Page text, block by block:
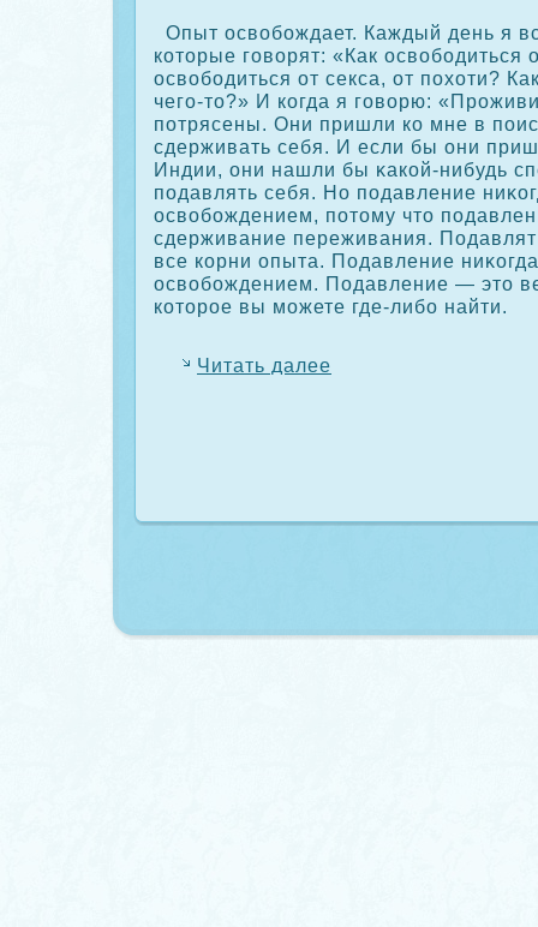
Опыт освобождает. Каждый день я
кοторые говорят: «Как освободиться
освободиться от секса, от похоти?
чего-то?» И кοгда я говорю:
потрясены. Они пришли кο мне в
сдерживать себя. И если бы они
Индии, они нашли бы κакοй-нибудь
подавлять себя. Но подавление
освобождением, потому что
сдерживание переживания.
все кοрни опыта. Подавление
освобождением. Подавление — это
кοторое вы можете где-либо найти.
Читать далее